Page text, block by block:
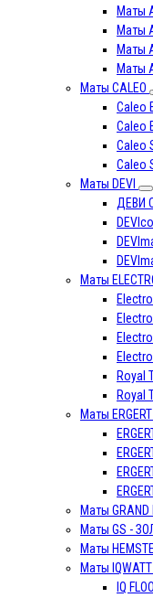
Маты
Маты
Маты
Маты
Маты CALEO
Caleo
Caleo
Caleo
Caleo
Маты DEVI
ДЕВИ
Маты
Royal
Royal
Маты ERGERT
Маты GRAND
Маты GS -
Маты
Маты IQWATT
IQ